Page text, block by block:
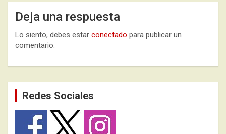
Deja una respuesta
Lo siento, debes estar conectado para publicar un
comentario.
Redes Sociales